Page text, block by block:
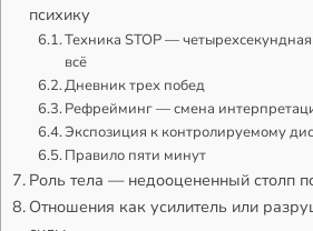
психику
Техника STOP —
всё
Дневник трех побед
Рефрейминг — смена
Экспозиция к контролируемому
Правило пяти минут
Роль тела — недооцененный столп
Отношения как усилитель или